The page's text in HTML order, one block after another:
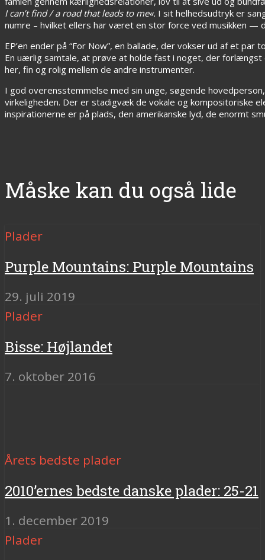
I can’t find / a road that leads to me«. I sit helhedsudtryk er
numre – hvilket ellers har været en stor force ved musikken
EP’en ender på “For Now”, en ballade, der vokser ud af et
En uærlig samtale, at prøve at holde fast i noget, der
her, fin og rolig mellem de andre instrumenter.
I god overensstemmelse med sin unge, søgende
virkeligheden. Der er stadigvæk de vokale og kompositoriske
inspirationerne er på plads, den amerikanske lyd, de enormt
Måske kan du også lide
Plader
Purple Mountains: Purple Mountains
29. juli 2019
Plader
Bisse: Højlandet
7. oktober 2016
Årets bedste plader
2010’ernes bedste danske plader: 25-21
1. december 2019
Plader